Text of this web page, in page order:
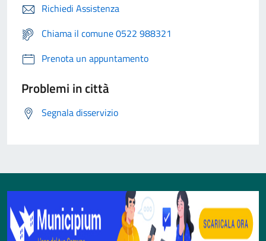
Richiedi Assistenza
Chiama il comune 0522 988321
Prenota un appuntamento
Problemi in città
Segnala disservizio